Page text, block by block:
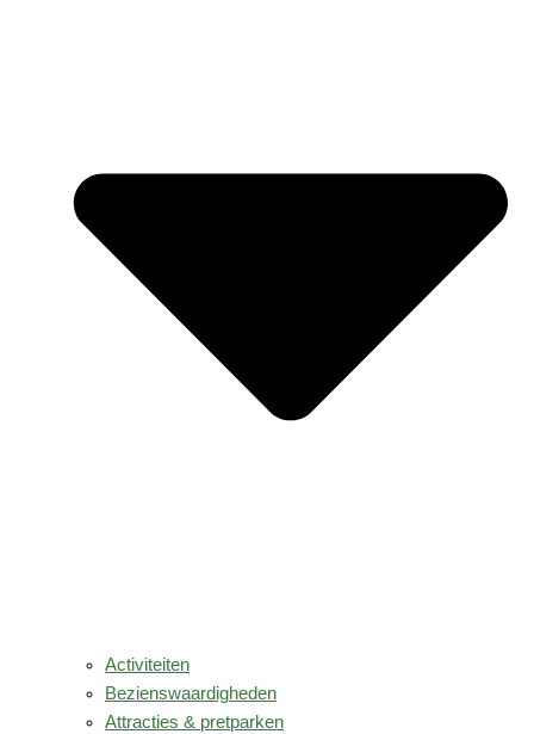
Activiteiten
Bezienswaardigheden
Attracties & pretparken